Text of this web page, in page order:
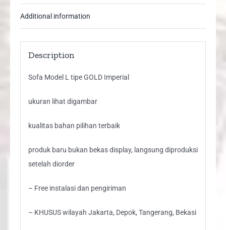
Additional information
Description
Sofa Model L tipe GOLD Imperial
ukuran lihat digambar
kualitas bahan pilihan terbaik
produk baru bukan bekas display, langsung diproduksi
setelah diorder
– Free instalasi dan pengiriman
– KHUSUS wilayah Jakarta, Depok, Tangerang, Bekasi